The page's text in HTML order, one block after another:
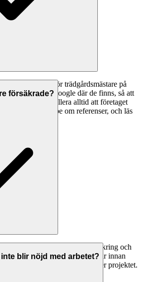
betyg — för trädgårdsmästare på
vi betyg från Google där de finns, så att
tycker. Kontrollera alltid att företaget
försäkringar, be om referenser, och läs
försäkrade?
i Knivsta har både ansvarsförsäkring och
om bevis på giltiga försäkringar innan
dig om något går fel under projektet.
blir nöjd med arbetet?